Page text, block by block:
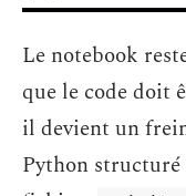
Le notebook
que le code doit
il devient un
Python structuré